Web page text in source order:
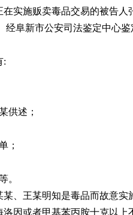
在实施贩卖毒品交易的被告
经阜新市公安司法鉴定中心鉴
:
供述；
；
。
、王某明知是毒品而故意
洛因或者甲基苯丙胺十克以